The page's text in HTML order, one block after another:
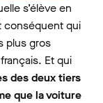
s’élève en
conséquent qui
plus gros
Et qui
des deux tiers
que la voiture